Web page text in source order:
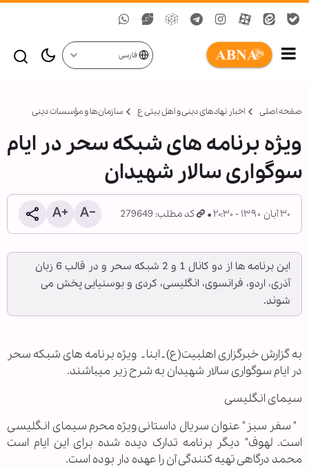
فارسی
صفحه اصلی اخبار نهادهای دینی و اهل بیتی ع سازمان‌ها و مؤسسات دینی
ویژه برنامه های شبکه سحر در ایام
سوگواری سالار شهیدان
۳۰ آبان ۱۳۹۰ - ۲۰:۳۰ کد مطلب: 279649
این برنامه ها از دو کانال 1 و 2 شبکه سحر و در قالب 6 زبان
آذری، اردو، فرانسوی، انگلیسی، کردی و بوسنیایی پخش می
شوند.
به گزارش خبرگزاری اهل‏بیت(ع) ـ ابنا ـ ویژه برنامه های شبکه سحر
در ایام سوگواری سالار شهیدان به شرح زیر می‏باشند.
سیمای انگلیسی
" سفر سبز" عنوان سریال داستانی ویژه محرم سیمای انگلیسی
است. لهوف" دیگر برنامه تدارک دیده شده برای این ایام است
محمد درگاهی تهیه کنندگی آن را عهده دار بوده است.